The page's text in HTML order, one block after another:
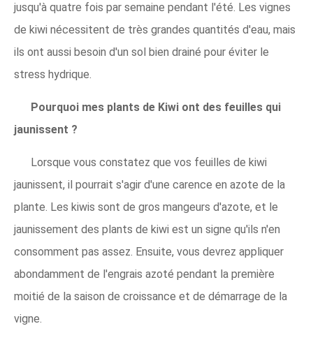
jusqu'à quatre fois par semaine pendant l'été. Les vignes
de kiwi nécessitent de très grandes quantités d'eau, mais
ils ont aussi besoin d'un sol bien drainé pour éviter le
stress hydrique.
Pourquoi mes plants de Kiwi ont des feuilles qui
jaunissent ?
Lorsque vous constatez que vos feuilles de kiwi
jaunissent, il pourrait s'agir d'une carence en azote de la
plante. Les kiwis sont de gros mangeurs d'azote, et le
jaunissement des plants de kiwi est un signe qu'ils n'en
consomment pas assez. Ensuite, vous devrez appliquer
abondamment de l'engrais azoté pendant la première
moitié de la saison de croissance et de démarrage de la
vigne.